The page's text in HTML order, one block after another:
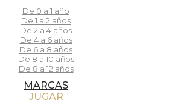
De 0 a 1 año
De 1 a 2 años
De 2 a 4 años
De 4 a 6 años
De 6 a 8 años
De 8 a 10 años
De 8 a 12 años
MARCAS
JUGAR